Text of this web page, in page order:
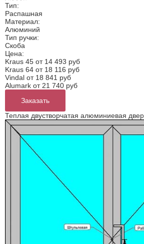
Тип:
Распашная
Материал:
Алюминий
Тип ручки:
Скоба
Цена:
Kraus 45 от 14 493 руб
Kraus 64 от 18 116 руб
Vindal от 18 841 руб
Alumark от21 740 руб
Заказать
Теплая двустворчатая алюминиевая